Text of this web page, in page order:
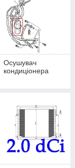
Осушувач
кондиціонера